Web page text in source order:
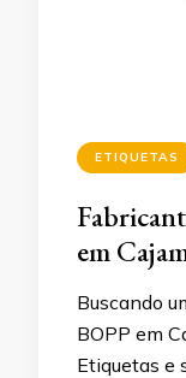
ETIQUETAS
em
Buscando
BOPP em
Etiquetas e